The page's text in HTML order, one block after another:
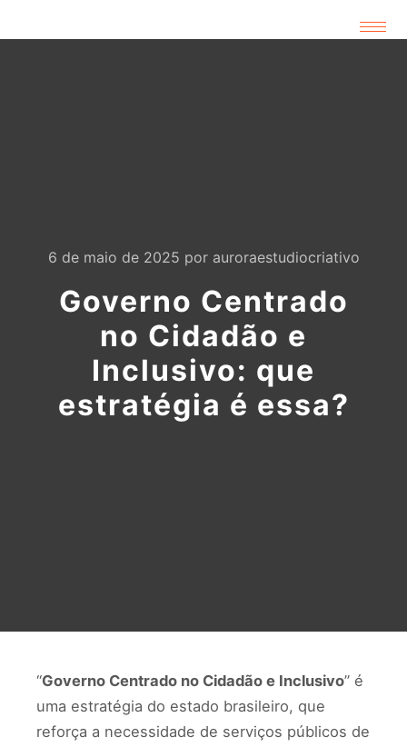
6 de maio de 2025 por auroraestudiocriativo
Governo Centrado
no Cidadão e
Inclusivo: que
estratégia é essa?
“Governo Centrado no Cidadão e Inclusivo” é
uma estratégia do estado brasileiro, que
reforça a necessidade de serviços públicos de